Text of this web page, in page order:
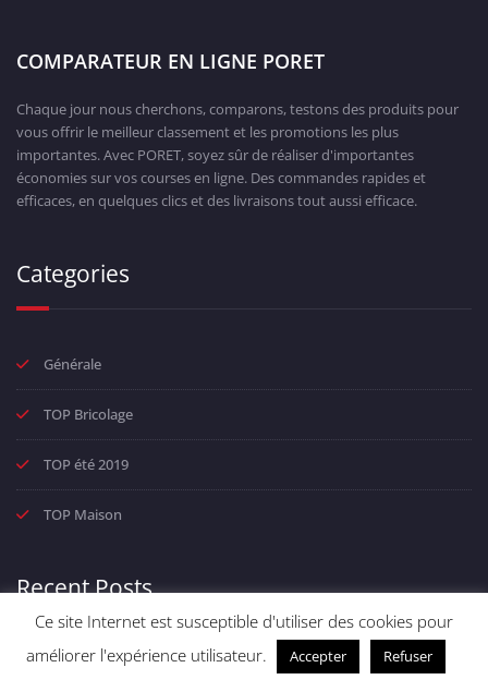
COMPARATEUR EN LIGNE PORET
Chaque jour nous cherchons, comparons, testons des produits pour
vous offrir le meilleur classement et les promotions les plus
importantes. Avec PORET, soyez sûr de réaliser d'importantes
économies sur vos courses en ligne. Des commandes rapides et
efficaces, en quelques clics et des livraisons tout aussi efficace.
Categories
Générale
TOP Bricolage
TOP été 2019
TOP Maison
Recent Posts
PC portable 300 euros : En promotion -29 %
Ce site Internet est susceptible d'utiliser des cookies pour
améliorer l'expérience utilisateur.
Accepter Refuser